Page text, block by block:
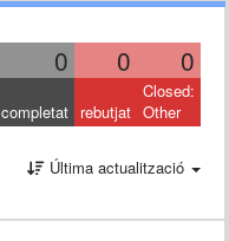
0 0 0
completat rebutjat
Closed:
Other
Última actualització